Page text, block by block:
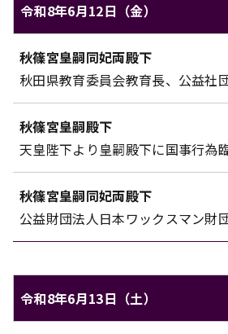
令和8年6月12日（金）
対象 内容
秋篠宮皇嗣同妃両殿下
秋田県教育委員会教育長、公益社
秋篠宮皇嗣殿下
天皇陛下より皇嗣殿下に国事行為
秋篠宮皇嗣同妃両殿下
公益財団法人日本ワックスマン財
令和8年6月13日（土）